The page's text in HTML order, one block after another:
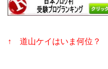
↑ 道山ケイはいま何位？